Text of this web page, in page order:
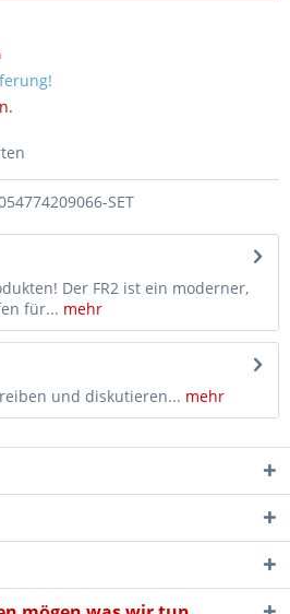
SET
Der FR2 ist ein moderner,
für... mehr
und diskutieren... mehr